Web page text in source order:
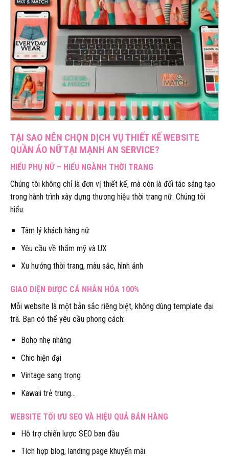
TẠI SAO NÊN CHỌN DỊCH VỤ THIẾT KẾ WEBSITE
QUẦN ÁO NỮ TẠI MẠNH AN SERVICE?
HIỂU PHỤ NỮ – HIỂU NGÀNH THỜI TRANG
Chúng tôi không chỉ là đơn vị thiết kế, mà còn là đối tác sáng tạo
trong hành trình xây dựng thương hiệu thời trang nữ. Chúng tôi
hiểu:
Tâm lý khách hàng nữ
Yêu cầu về thẩm mỹ và UX
Xu hướng thời trang, màu sắc, hình ảnh
GIAO DIỆN ĐƯỢC CÁ NHÂN HÓA 100%
Mỗi website là một bản sắc riêng biệt, không dùng template đại
trà. Bạn có thể yêu cầu phong cách:
Boho nhẹ nhàng
Chic hiện đại
Vintage sang trọng
Kawaii trẻ trung…
WEBSITE TỐI ƯU SEO VÀ HIỆU QUẢ BÁN HÀNG
Hỗ trợ chiến lược SEO ban đầu
Tích hợp blog, landing page khuyến mãi